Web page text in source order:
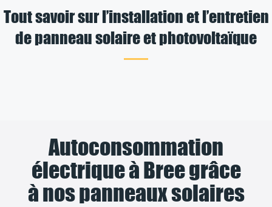
Tout savoir sur l’installation et l’entretien
de panneau solaire et photovoltaïque
Autoconsommation
électrique à Bree grâce
à nos panneaux solaires